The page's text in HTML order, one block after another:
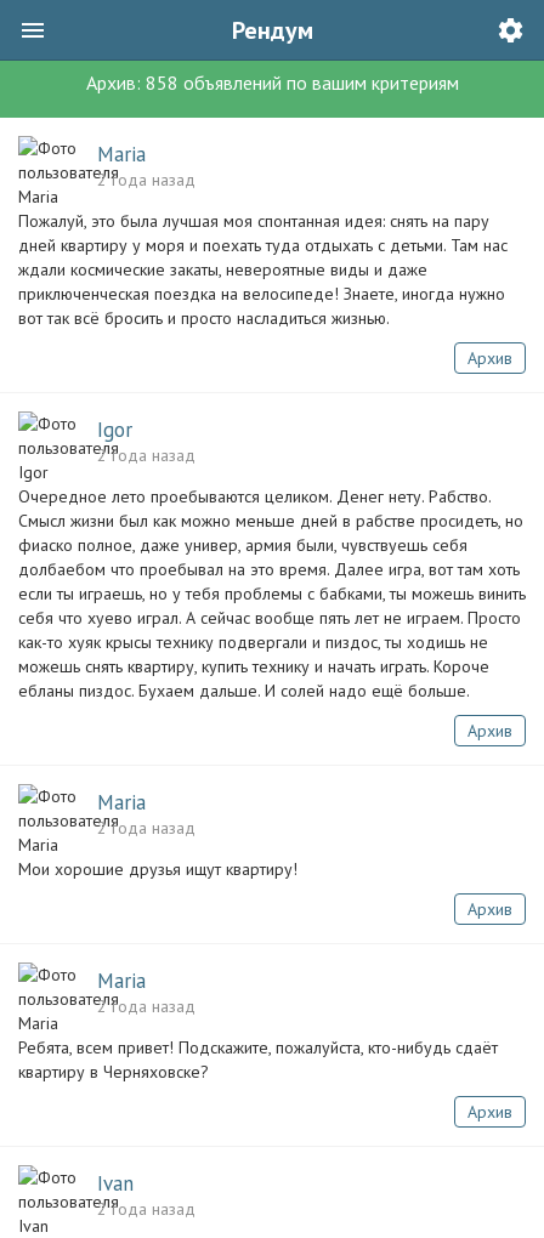
Рендум
Архив: 858 объявлений по вашим критериям
Maria
2 года назад
Пожалуй, это была лучшая моя спонтанная идея: снять на пару
дней квартиру у моря и поехать туда отдыхать с детьми. Там нас
ждали космические закаты, невероятные виды и даже
приключенческая поездка на велосипеде! Знаете, иногда нужно
вот так всё бросить и просто насладиться жизнью.
Архив
Igor
2 года назад
Очередное лето проебываются целиком. Денег нету. Рабство.
Смысл жизни был как можно меньше дней в рабстве просидеть, но
фиаско полное, даже универ, армия были, чувствуешь себя
долбаебом что проебывал на это время. Далее игра, вот там хоть
если ты играешь, но у тебя проблемы с бабками, ты можешь винить
себя что хуево играл. А сейчас вообще пять лет не играем. Просто
как-то хуяк крысы технику подвергали и пиздос, ты ходишь не
можешь снять квартиру, купить технику и начать играть. Короче
ебланы пиздос. Бухаем дальше. И солей надо ещё больше.
Архив
Maria
2 года назад
Мои хорошие друзья ищут квартиру!
Архив
Maria
2 года назад
Ребята, всем привет! Подскажите, пожалуйста, кто-нибудь сдаёт
квартиру в Черняховске?
Архив
Ivan
2 года назад